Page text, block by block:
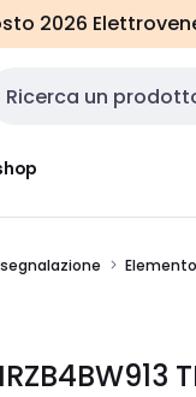
2026
Cerca input